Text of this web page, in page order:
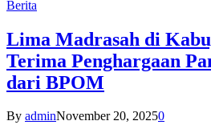
Berita
Lima Madrasah di
Terima Penghargaan
dari BPOM
By adminNovember 20, 20250